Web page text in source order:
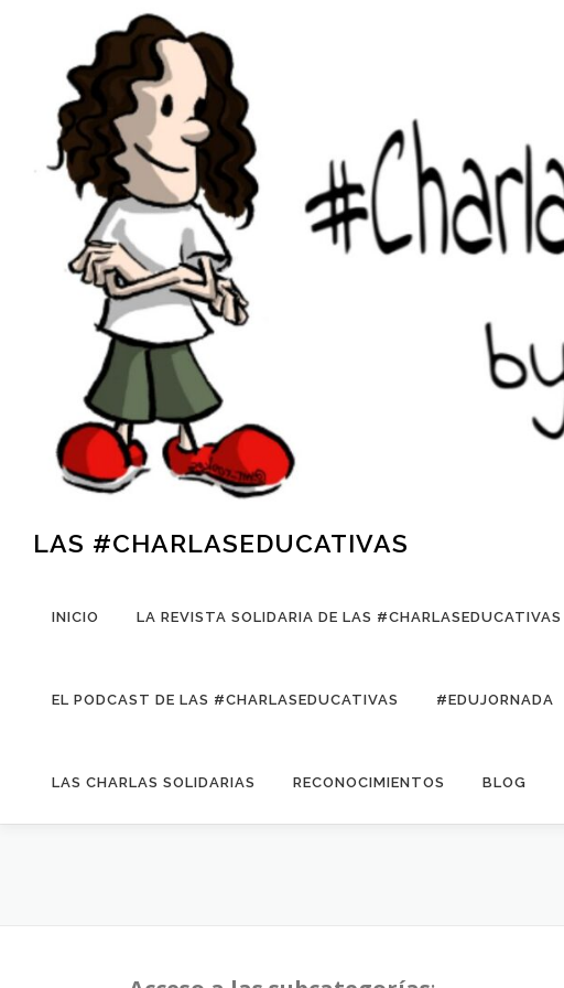
LAS #CHARLASEDUCATIVAS
INICIO LA REVISTA SOLIDARIA DE LAS #CHARLASEDUCATIVAS
EL PODCAST DE LAS #CHARLASEDUCATIVAS #EDUJORNADA
LAS CHARLAS SOLIDARIAS RECONOCIMIENTOS BLOG